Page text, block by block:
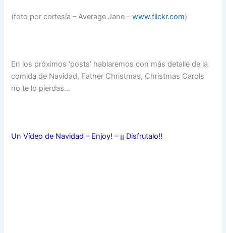
(foto por cortesía – Average Jane –www.flickr.com)
En los próximos ‘posts’ hablaremos con más detalle de la
comida de Navidad, Father Christmas, Christmas Carols
no te lo pierdas…
Un Vídeo de Navidad – Enjoy! – ¡¡ Disfrutalo!!